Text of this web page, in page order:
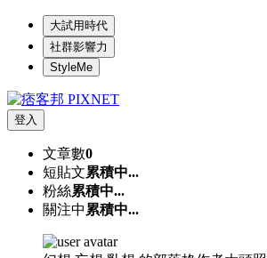
大試用時代
社群影響力
StyleMe
登入
文章數0
短貼文累積中...
粉絲累積中...
關注中 累積中...